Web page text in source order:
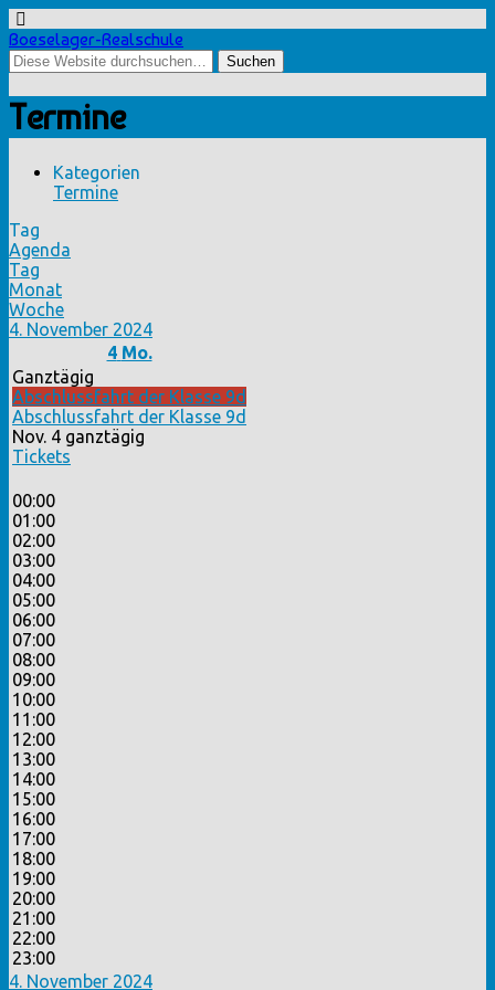
Boeselager-Realschule
Termine
Kategorien
Termine
Tag
Agenda
Tag
Monat
Woche
4. November 2024
4 Mo.
Ganztägig
Abschlussfahrt der Klasse 9d
Abschlussfahrt der Klasse 9d
Nov. 4 ganztägig
Tickets
00:00
01:00
02:00
03:00
04:00
05:00
06:00
07:00
08:00
09:00
10:00
11:00
12:00
13:00
14:00
15:00
16:00
17:00
18:00
19:00
20:00
21:00
22:00
23:00
4. November 2024